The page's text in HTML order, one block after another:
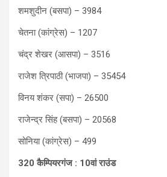
शमशुदीन (बसपा) – 3984
चेतना (कांग्रेस) – 1207
चंद्र शेखर (आसपा) – 3516
राजेश त्रिपाठी (भाजपा) – 35454
विनय शंकर (सपा) – 26500
राजेन्द्र सिंह (बसपा) – 20568
सोनिया (कांग्रेस) – 499
320 कैम्पियरगंज : 10वां राउंड